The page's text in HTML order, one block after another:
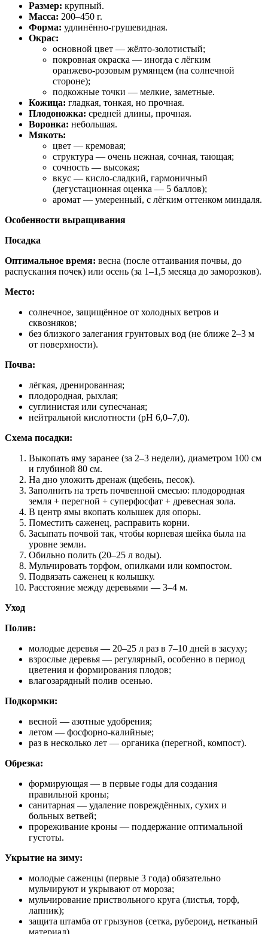
Размер: крупный.
Масса: 200–450 г.
Форма: удлинённо‑грушевидная.
Окрас:
основной цвет — жёлто‑золотистый;
покровная окраска — иногда с лёгким
оранжево‑розовым румянцем (на солнечной
стороне);
подкожные точки — мелкие, заметные.
Кожица: гладкая, тонкая, но прочная.
Плодоножка: средней длины, прочная.
Воронка: небольшая.
Мякоть:
цвет — кремовая;
структура — очень нежная, сочная, тающая;
сочность — высокая;
вкус — кисло‑сладкий, гармоничный
(дегустационная оценка — 5 баллов);
аромат — умеренный, с лёгким оттенком миндаля.
Особенности выращивания
Посадка
Оптимальное время: весна (после оттаивания почвы, до
распускания почек) или осень (за 1–1,5 месяца до заморозков).
Место:
солнечное, защищённое от холодных ветров и
сквозняков;
без близкого залегания грунтовых вод (не ближе 2–3 м
от поверхности).
Почва:
лёгкая, дренированная;
плодородная, рыхлая;
суглинистая или супесчаная;
нейтральной кислотности (pH 6,0–7,0).
Схема посадки:
Выкопать яму заранее (за 2–3 недели), диаметром 100 см
и глубиной 80 см.
На дно уложить дренаж (щебень, песок).
Заполнить на треть почвенной смесью: плодородная
земля + перегной + суперфосфат + древесная зола.
В центр ямы вкопать колышек для опоры.
Поместить саженец, расправить корни.
Засыпать почвой так, чтобы корневая шейка была на
уровне земли.
Обильно полить (20–25 л воды).
Мульчировать торфом, опилками или компостом.
Подвязать саженец к колышку.
Расстояние между деревьями — 3–4 м.
Уход
Полив:
молодые деревья — 20–25 л раз в 7–10 дней в засуху;
взрослые деревья — регулярный, особенно в период
цветения и формирования плодов;
влагозарядный полив осенью.
Подкормки:
весной — азотные удобрения;
летом — фосфорно‑калийные;
раз в несколько лет — органика (перегной, компост).
Обрезка:
формирующая — в первые годы для создания
правильной кроны;
санитарная — удаление повреждённых, сухих и
больных ветвей;
прореживание кроны — поддержание оптимальной
густоты.
Укрытие на зиму:
молодые саженцы (первые 3 года) обязательно
мульчируют и укрывают от мороза;
мульчирование приствольного круга (листья, торф,
лапник);
защита штамба от грызунов (сетка, рубероид, нетканый
материал).